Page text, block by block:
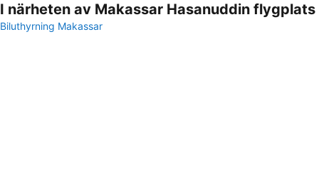
I närheten av Makassar Hasanuddin flygplats
Biluthyrning Makassar